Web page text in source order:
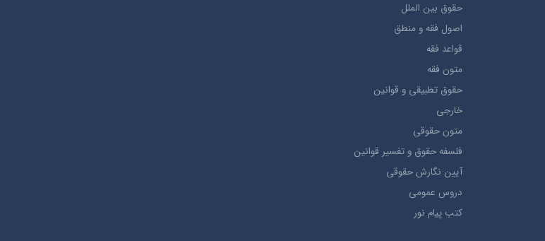
حقوق بين الملل
اصول فقه و منطق
قواعد فقه
متون فقه
حقوق تطبيقي و قوانین
خارجی
متون حقوقي
فلسفه حقوق و تفسیر قوانین
آیین نگارش حقوقی
دروس عمومی
کتب پیام نور